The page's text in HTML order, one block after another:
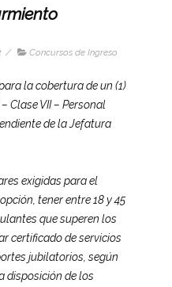
/ Concursos de Ingreso
la cobertura de un (1)
Clase VII – Personal
de la Jefatura
exigidas para el
tener entre 18 y 45
que superen los
certificado de servicios
jubilatorios, según
disposición de los